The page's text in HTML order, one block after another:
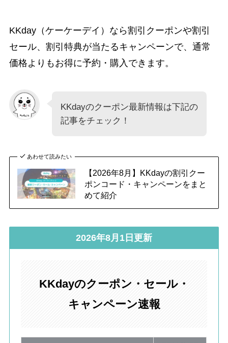
KKday（ケーケーデイ）なら割引クーポンや割引
セール、割引特典が当たるキャンペーンで、通常
価格よりもお得に予約・購入できます。
KKdayのクーポン最新情報は下記の
記事をチェック！
あわせて読みたい
【2026年8月】KKdayの割引クー
ポンコード・キャンペーンをまと
めて紹介
2026年8月1日更新
KKdayのクーポン・セール・
キャンペーン速報